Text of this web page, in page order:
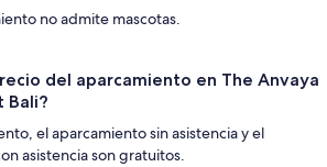
no admite mascotas.
del aparcamiento en The Anvaya
Bali?
el aparcamiento sin asistencia y el
asistencia son gratuitos.